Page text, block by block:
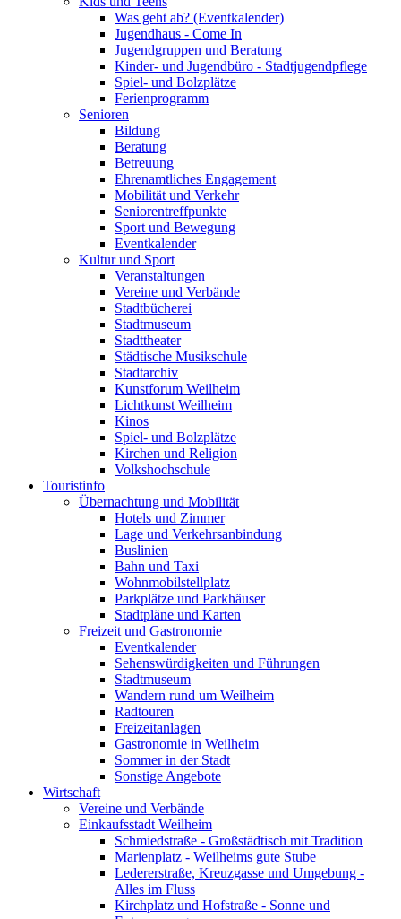
Was geht ab? (Eventkalender)
Jugendhaus - Come In
Jugendgruppen und Beratung
Kinder- und Jugendbüro - Stadtjugendpflege
Spiel- und Bolzplätze
Ferienprogramm
Senioren
Bildung
Beratung
Betreuung
Ehrenamtliches Engagement
Mobilität und Verkehr
Seniorentreffpunkte
Sport und Bewegung
Eventkalender
Kultur und Sport
Veranstaltungen
Vereine und Verbände
Stadtbücherei
Stadtmuseum
Stadttheater
Städtische Musikschule
Stadtarchiv
Kunstforum Weilheim
Lichtkunst Weilheim
Kinos
Spiel- und Bolzplätze
Kirchen und Religion
Volkshochschule
Touristinfo
Übernachtung und Mobilität
Hotels und Zimmer
Lage und Verkehrsanbindung
Buslinien
Bahn und Taxi
Wohnmobilstellplatz
Parkplätze und Parkhäuser
Stadtpläne und Karten
Freizeit und Gastronomie
Eventkalender
Sehenswürdigkeiten und Führungen
Stadtmuseum
Wandern rund um Weilheim
Radtouren
Freizeitanlagen
Gastronomie in Weilheim
Sommer in der Stadt
Sonstige Angebote
Wirtschaft
Vereine und Verbände
Einkaufsstadt Weilheim
Schmiedstraße - Großstädtisch mit Tradition
Marienplatz - Weilheims gute Stube
Ledererstraße, Kreuzgasse und Umgebung -
Alles im Fluss
Kirchplatz und Hofstraße - Sonne und